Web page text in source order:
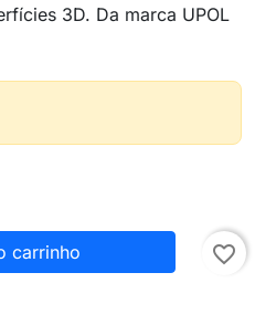
3D. Da marca UPOL
carrinho favorite_border